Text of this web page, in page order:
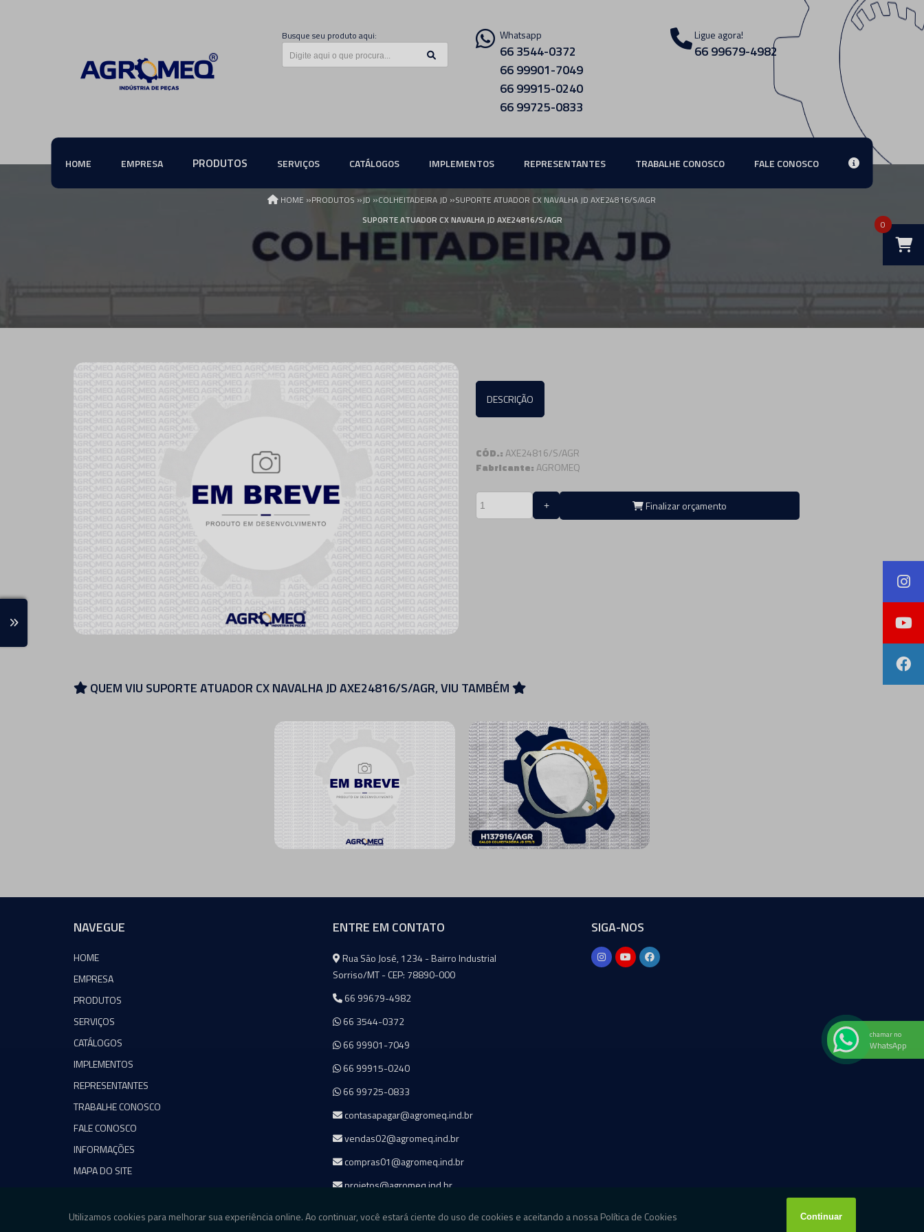
Busque seu produto aqui: Whatsapp
66 3544-0372
66 99901-7049
66 99915-0240
66 99725-0833
Ligue agora!
66 99679-4982
HOME EMPRESA PRODUTOS SERVIÇOS CATÁLOGOS IMPLEMENTOS REPRESENTANTES TRABALHE CONOSCO FALE CONOSCO
0
HOME »PRODUTOS »JD »COLHEITADEIRA JD »SUPORTE ATUADOR CX NAVALHA JD AXE24816/S/AGR
SUPORTE ATUADOR CX NAVALHA JD AXE24816/S/AGR
DESCRIÇÃO
CÓD.:AXE24816/S/AGR
Fabricante:AGROMEQ
Finalizar orçamento
QUEM VIU SUPORTE ATUADOR CX NAVALHA JD AXE24816/S/AGR, VIU TAMBÉM
NAVEGUE
HOME
EMPRESA
PRODUTOS
SERVIÇOS
CATÁLOGOS
IMPLEMENTOS
REPRESENTANTES
TRABALHE CONOSCO
FALE CONOSCO
INFORMAÇÕES
MAPA DO SITE
ENTRE EM CONTATO
Agromeq
Rua São José, 1234 - Bairro Industrial
Sorriso/MT - CEP: 78890-000
66 99679-4982
66 3544-0372
66 99901-7049
66 99915-0240
66 99725-0833
contasapagar@agromeq.ind.br
vendas02@agromeq.ind.br
compras01@agromeq.ind.br
projetos@agromeq.ind.br
SIGA-NOS
chamar no
WhatsApp